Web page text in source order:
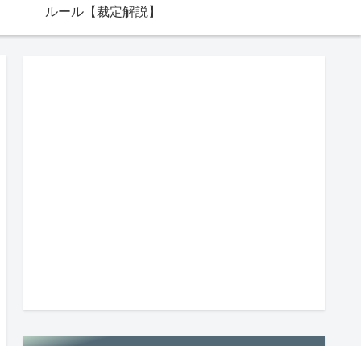
ルール【裁定解説】